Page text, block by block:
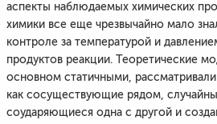
аспекты наблюдаемых химических
химики все еще чрезвычайно мало
контроле за температурой и
продуктов реакции. Теоретические
основном статичными,
как сосуществующие рядом,
соударяющиеся одна с другой и